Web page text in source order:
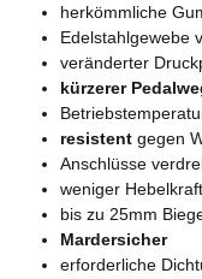
herkömmliche
Edelstahlgewebe
veränderter
kürzerer
resistent gegen
Anschlüsse
weniger
bis zu 25mm
Mardersicher
erforderliche